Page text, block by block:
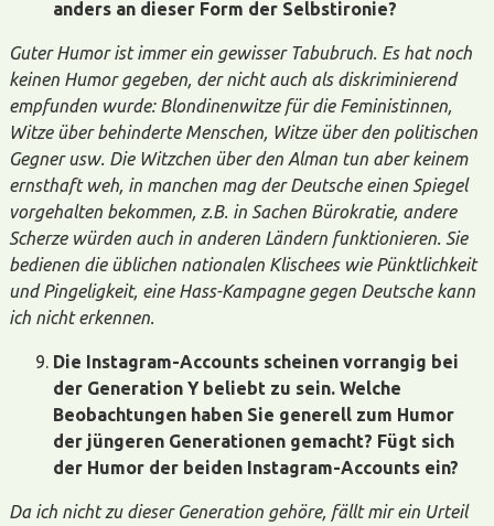
anders an dieser Form der Selbstironie?
Guter Humor ist immer ein gewisser Tabubruch. Es hat noch
keinen Humor gegeben, der nicht auch als diskriminierend
empfunden wurde: Blondinenwitze für die Feministinnen,
Witze über behinderte Menschen, Witze über den politischen
Gegner usw. Die Witzchen über den Alman tun aber keinem
ernsthaft weh, in manchen mag der Deutsche einen Spiegel
vorgehalten bekommen, z.B. in Sachen Bürokratie, andere
Scherze würden auch in anderen Ländern funktionieren. Sie
bedienen die üblichen nationalen Klischees wie Pünktlichkeit
und Pingeligkeit, eine Hass-Kampagne gegen Deutsche kann
ich nicht erkennen.
Die Instagram-Accounts scheinen vorrangig bei
der Generation Y beliebt zu sein. Welche
Beobachtungen haben Sie generell zum Humor
der jüngeren Generationen gemacht? Fügt sich
der Humor der beiden Instagram-Accounts ein?
Da ich nicht zu dieser Generation gehöre, fällt mir ein Urteil